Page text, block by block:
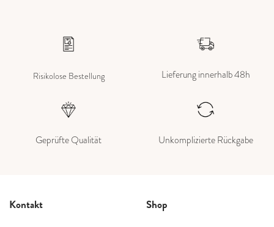
Risikolose Bestellung Lieferung innerhalb 48h
Geprüfte Qualität Unkomplizierte Rückgabe
Kontakt Shop